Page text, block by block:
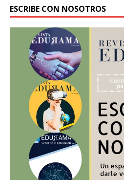
ESCRIBE CON NOSOTROS